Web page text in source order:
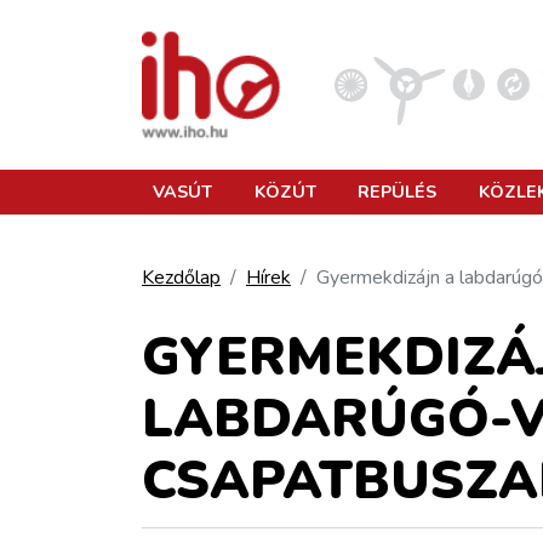
KÖZLEKEDÉSFEJLESZTÉS
ELLÁTÁSI LÁNC
VASÚT KÖZÚT REPÜLÉS
Kezdőlap Hírek Gyermekdizájn a
LABDARÚGÓ-